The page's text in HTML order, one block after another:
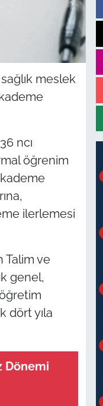
sağlık meslek
ncı
öğrenim
kademe
ilerlemesi
Talim ve
genel,
dört yıla
Dönemi